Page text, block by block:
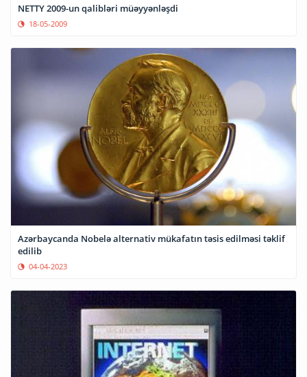
NETTY 2009-un qalibləri müəyyənləşdi
18-05-2009
Azərbaycanda Nobelə alternativ mükafatın təsis edilməsi təklif
edilib
04-04-2023